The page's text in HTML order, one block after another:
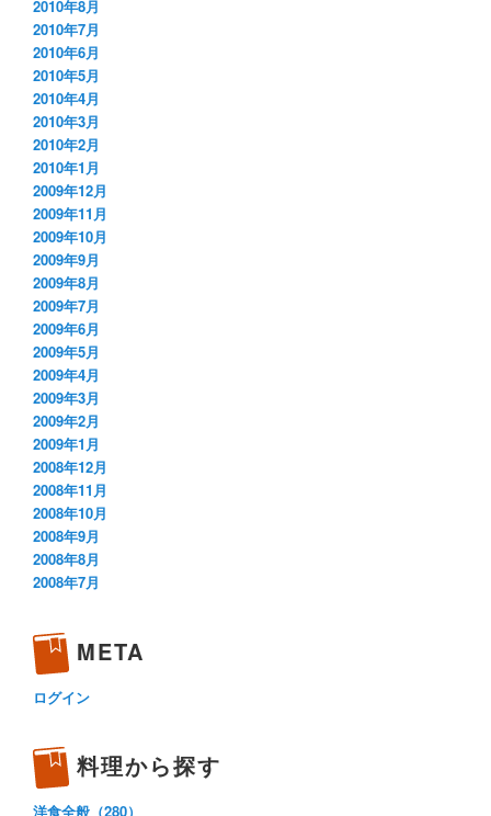
2010年8月
2010年7月
2010年6月
2010年5月
2010年4月
2010年3月
2010年2月
2010年1月
2009年12月
2009年11月
2009年10月
2009年9月
2009年8月
2009年7月
2009年6月
2009年5月
2009年4月
2009年3月
2009年2月
2009年1月
2008年12月
2008年11月
2008年10月
2008年9月
2008年8月
2008年7月
META
ログイン
料理から探す
洋食全般（280）